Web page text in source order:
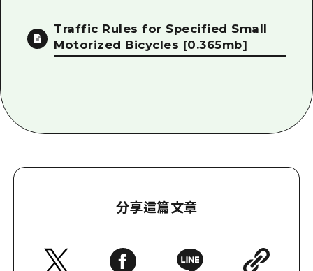
Traffic Rules for Specified Small
Motorized Bicycles [0.365mb]
分享這篇文章